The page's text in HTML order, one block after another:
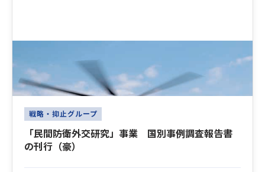
戦略・抑止グループ
「民間防衛外交研究」事業 国別事例調査報告書
の刊行（豪）